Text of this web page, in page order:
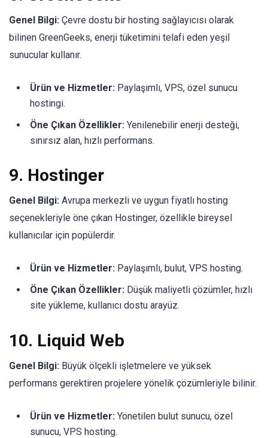
Genel Bilgi: Çevre dostu bir hosting sağlayıcısı olarak
bilinen GreenGeeks, enerji tüketimini telafi eden yeşil
sunucular kullanır.
Ürün ve Hizmetler: Paylaşımlı, VPS, özel sunucu
hostingi.
Öne Çıkan Özellikler: Yenilenebilir enerji desteği,
sınırsız alan, hızlı performans.
9. Hostinger
Genel Bilgi: Avrupa merkezli ve uygun fiyatlı hosting
seçenekleriyle öne çıkan Hostinger, özellikle bireysel
kullanıcılar için popülerdir.
Ürün ve Hizmetler: Paylaşımlı, bulut, VPS hosting.
Öne Çıkan Özellikler: Düşük maliyetli çözümler, hızlı
site yükleme, kullanıcı dostu arayüz.
10. Liquid Web
Genel Bilgi: Büyük ölçekli işletmelere ve yüksek
performans gerektiren projelere yönelik çözümleriyle bilinir.
Ürün ve Hizmetler: Yönetilen bulut sunucu, özel
sunucu, VPS hosting.